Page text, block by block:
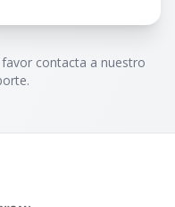
contacta a nuestro